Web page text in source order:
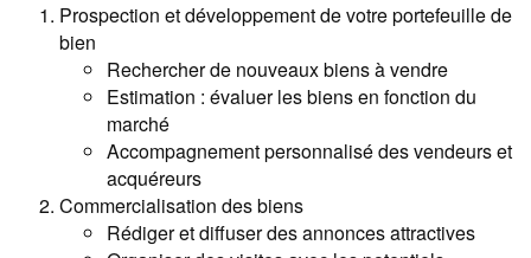
Prospection et développement de votre portefeuille de
bien
Rechercher de nouveaux biens à vendre
Estimation : évaluer les biens en fonction du
marché
Accompagnement personnalisé des vendeurs et
acquéreurs
Commercialisation des biens
Rédiger et diffuser des annonces attractives